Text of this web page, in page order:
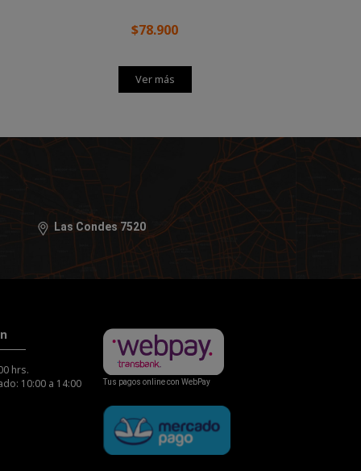
$78.900
Ver más
Las Condes 7520
hrs.
10:00 a 14:00
Tus pagos online con WebPay